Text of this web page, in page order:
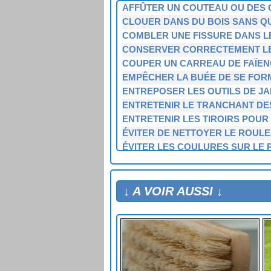
AFFÛTER UN COUTEAU OU
CLOUER DANS DU BOIS SANS
COMBLER UNE FISSURE DANS
CONSERVER CORRECTEMENT
COUPER UN CARREAU DE
EMPÊCHER LA BUÉE DE SE
ENTREPOSER LES OUTILS DE
ENTRETENIR LE TRANCHANT
ENTRETENIR LES TIROIRS
ÉVITER DE NETTOYER LE
ÉVITER LES COULURES SUR LE
MASQUER UNE ÉRAFLURE SUR
NETTOYER UN PINCEAU SALE
PEINDRE LES FENÊTRES SANS
PEINDRE SANS FAIRE DE
PLANTER UN CLOU DANS
PLANTER UN CLOU DANS UN
↓ A VOIR AUSSI ↓